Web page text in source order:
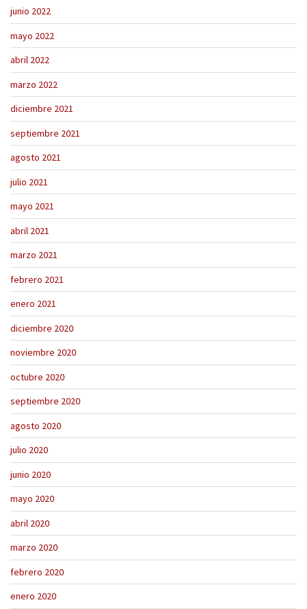
junio 2022
mayo 2022
abril 2022
marzo 2022
diciembre 2021
septiembre 2021
agosto 2021
julio 2021
mayo 2021
abril 2021
marzo 2021
febrero 2021
enero 2021
diciembre 2020
noviembre 2020
octubre 2020
septiembre 2020
agosto 2020
julio 2020
junio 2020
mayo 2020
abril 2020
marzo 2020
febrero 2020
enero 2020